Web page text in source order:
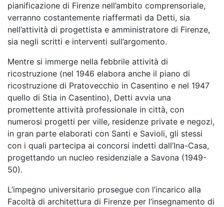
pianificazione di Firenze nell’ambito comprensoriale,
verranno costantemente riaffermati da Detti, sia
nell’attività di progettista e amministratore di Firenze,
sia negli scritti e interventi sull’argomento.
Mentre si immerge nella febbrile attività di
ricostruzione (nel 1946 elabora anche il piano di
ricostruzione di Pratovecchio in Casentino e nel 1947
quello di Stia in Casentino), Detti avvia una
promettente attività professionale in città, con
numerosi progetti per ville, residenze private e negozi,
in gran parte elaborati con Santi e Savioli, gli stessi
con i quali partecipa ai concorsi indetti dall’Ina-Casa,
progettando un nucleo residenziale a Savona (1949-
50).
L’impegno universitario prosegue con l’incarico alla
Facoltà di architettura di Firenze per l’insegnamento di